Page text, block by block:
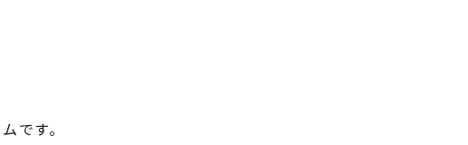
です。